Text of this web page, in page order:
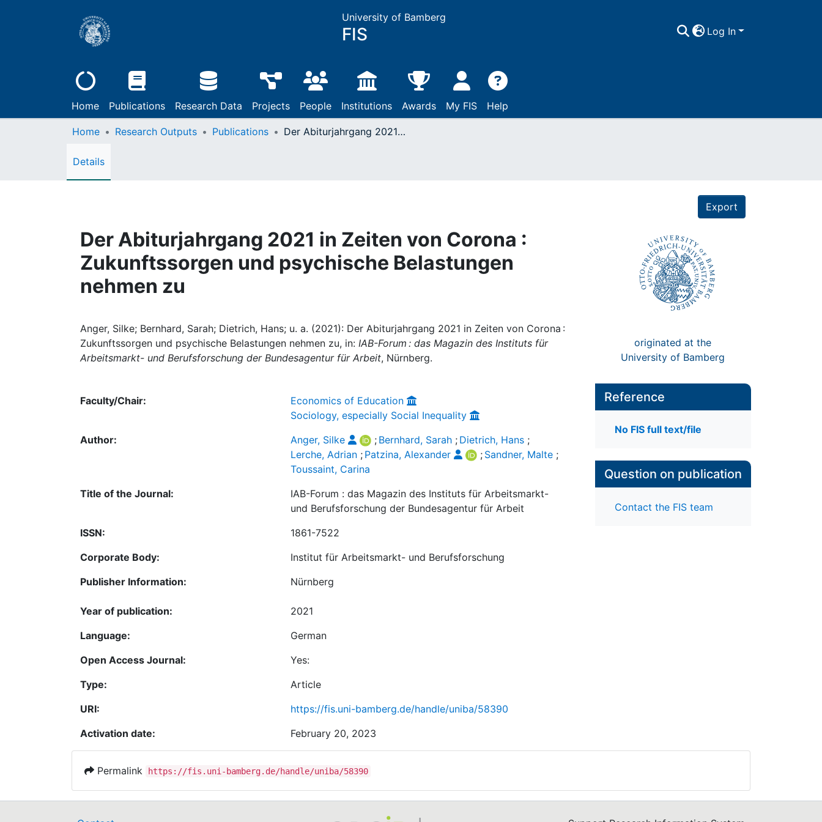
University of Bamberg
FIS Log In
Home Publications Research Data Projects People Institutions Awards My FIS Help
Home Research Outputs Publications Der Abiturjahrgang 2021 in Zeiten von Corona : Zukunftssorgen und psychische Belastungen nehmen zu
Details
Export
Der Abiturjahrgang 2021 in Zeiten von Corona :
Zukunftssorgen und psychische Belastungen
nehmen zu
Anger, Silke; Bernhard, Sarah; Dietrich, Hans; u. a. (2021): Der Abiturjahrgang 2021 in Zeiten von Corona :
Zukunftssorgen und psychische Belastungen nehmen zu, in: IAB-Forum : das Magazin des Instituts für
Arbeitsmarkt- und Berufsforschung der Bundesagentur für Arbeit, Nürnberg.
originated at the
University of Bamberg
Faculty/Chair:
Economics of Education
Sociology, especially Social Inequality
Author:
Anger, Silke ; Bernhard, Sarah ; Dietrich, Hans ;
Lerche, Adrian ; Patzina, Alexander ; Sandner, Malte ;
Toussaint, Carina
Title of the Journal:
IAB-Forum : das Magazin des Instituts für Arbeitsmarkt-
und Berufsforschung der Bundesagentur für Arbeit
ISSN:
1861-7522
Corporate Body:
Institut für Arbeitsmarkt- und Berufsforschung
Publisher Information:
Nürnberg
Year of publication:
2021
Language:
German
Open Access Journal:
Yes:
Type:
Article
URI:
https://fis.uni-bamberg.de/handle/uniba/58390
Activation date:
February 20, 2023
Reference
No FIS full text/file
Question on publication
Contact the FIS team
Permalink https://fis.uni-bamberg.de/handle/uniba/58390